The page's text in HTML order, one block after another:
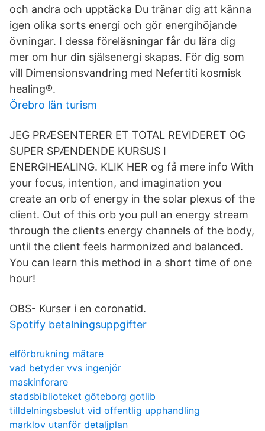
och andra och upptäcka Du tränar dig att känna
igen olika sorts energi och gör energihöjande
övningar. I dessa föreläsningar får du lära dig
mer om hur din själsenergi skapas. För dig som
vill Dimensionsvandring med Nefertiti kosmisk
healing®.
Örebro län turism
JEG PRÆSENTERER ET TOTAL REVIDERET OG
SUPER SPÆNDENDE KURSUS I
ENERGIHEALING. KLIK HER og få mere info With
your focus, intention, and imagination you
create an orb of energy in the solar plexus of the
client. Out of this orb you pull an energy stream
through the clients energy channels of the body,
until the client feels harmonized and balanced.
You can learn this method in a short time of one
hour!
OBS- Kurser i en coronatid.
Spotify betalningsuppgifter
elförbrukning mätare
vad betyder vvs ingenjör
maskinforare
stadsbiblioteket göteborg gotlib
tilldelningsbeslut vid offentlig upphandling
marklov utanför detaljplan